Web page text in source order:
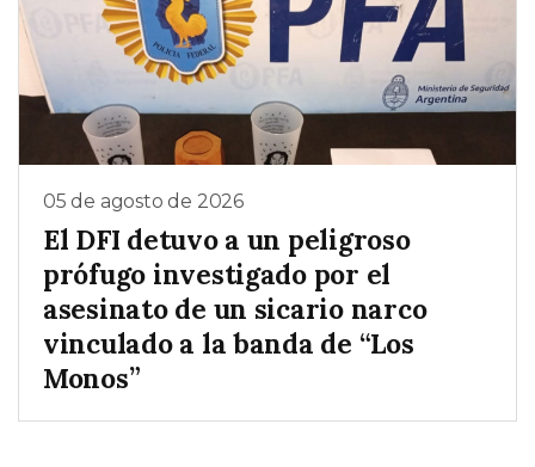
05 de agosto de 2026
El DFI detuvo a un peligroso
prófugo investigado por el
asesinato de un sicario narco
vinculado a la banda de “Los
Monos”